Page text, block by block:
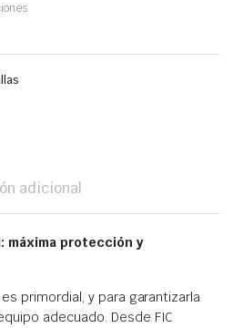
adicional
máxima protección y
primordial, y para garantizarla
adecuado. Desde FIC